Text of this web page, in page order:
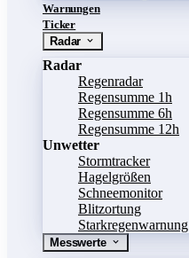
Warnungen
Ticker
Radar
Radar
Regenradar
Regensumme 1h
Regensumme 6h
Regensumme 12h
Unwetter
Stormtracker
Hagelgrößen
Schneemonitor
Blitzortung
Starkregenwarnung
Messwerte